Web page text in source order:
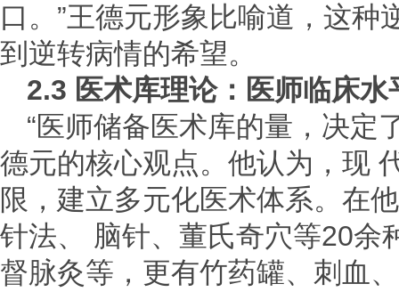
口。”王德元形象比喻道，这
到逆转病情的希望。
2.3 医术库理论：医师临床水
“医师储备医术库的量，决定
德元的核心观点。他认为，现
限，建立多元化医术体系。在
针法、 脑针、董氏奇穴等20余
督脉灸等，更有竹药罐、刺血